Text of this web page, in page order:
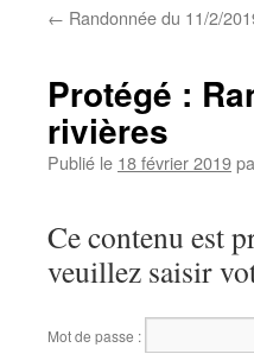
← Randonnée du 11/2/
Protégé :
rivières
Publié le 18 février 2019
Ce contenu est
veuillez saisir
Mot de passe :